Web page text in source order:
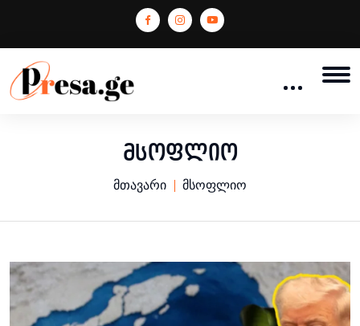
მსოფლიო
მთავარი მსოფლიო